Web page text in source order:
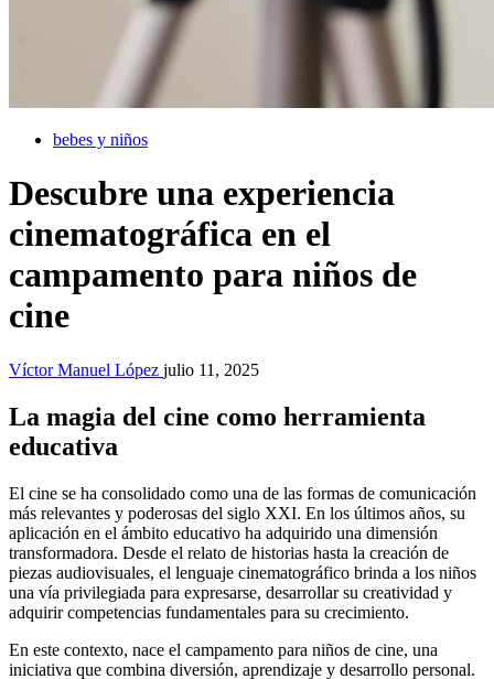
bebes y niños
Descubre una experiencia
cinematográfica en el
campamento para niños de
cine
Víctor Manuel López julio 11, 2025
La magia del cine como herramienta
educativa
El cine se ha consolidado como una de las formas de comunicación
más relevantes y poderosas del siglo XXI. En los últimos años, su
aplicación en el ámbito educativo ha adquirido una dimensión
transformadora. Desde el relato de historias hasta la creación de
piezas audiovisuales, el lenguaje cinematográfico brinda a los niños
una vía privilegiada para expresarse, desarrollar su creatividad y
adquirir competencias fundamentales para su crecimiento.
En este contexto, nace el campamento para niños de cine, una
iniciativa que combina diversión, aprendizaje y desarrollo personal.